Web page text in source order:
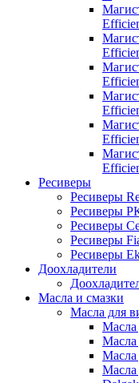
Ресиверы
Ресиверы
Ресиверы
Ресиверы
Ресиверы
Ресиверы
Доохладители
Масла и смазки
Масла для
Масла
Масла
Масла
Масла